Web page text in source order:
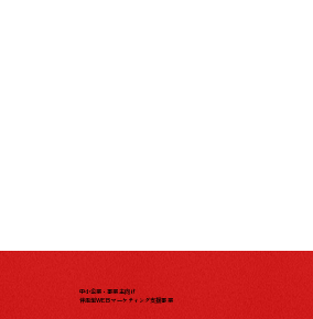
中小企業・事業主向け
伴走型WEBマーケティング支援事業